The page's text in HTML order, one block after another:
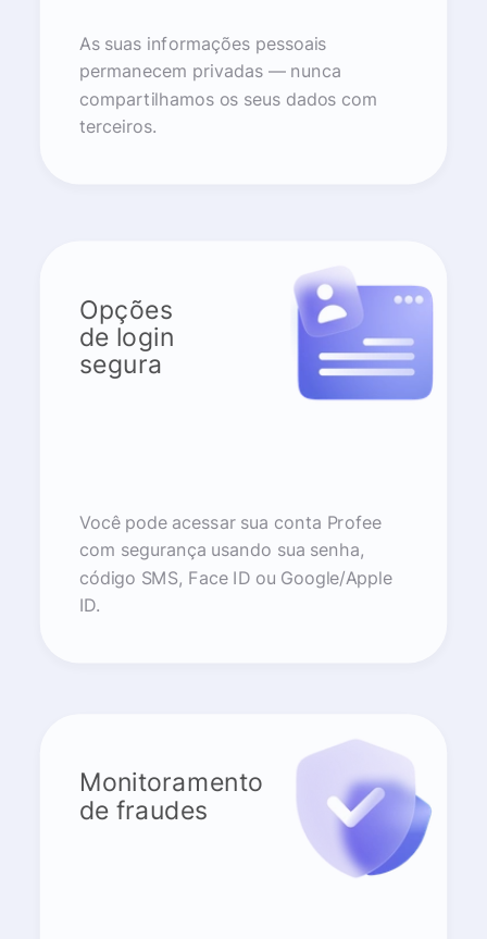
As suas informações pessoais
permanecem privadas — nunca
compartilhamos os seus dados com
terceiros.
Opções
de login
segura
Você pode acessar sua conta Profee
com segurança usando sua senha,
código SMS, Face ID ou Google/Apple
ID.
Monitoramento
de fraudes